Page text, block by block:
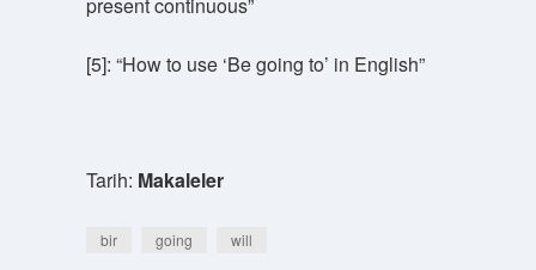
[5]: “How to use ‘Be going to’ in English”
Tarih: Makaleler
bir going will